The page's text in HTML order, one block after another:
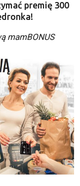
premię 300
mamBONUS